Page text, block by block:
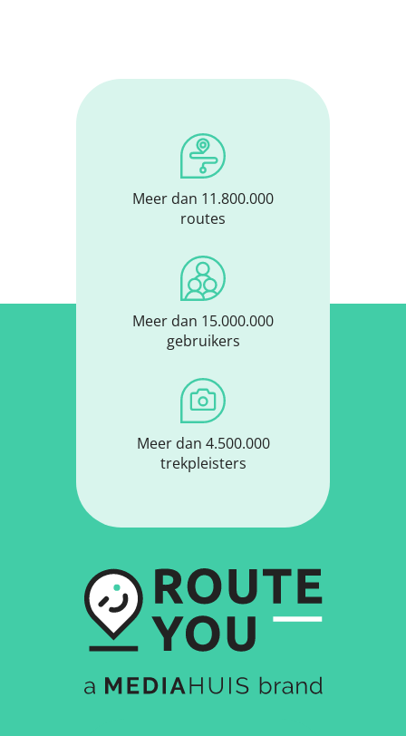
Meer dan 11.800.000
routes
Meer dan 15.000.000
gebruikers
Meer dan 4.500.000
trekpleisters